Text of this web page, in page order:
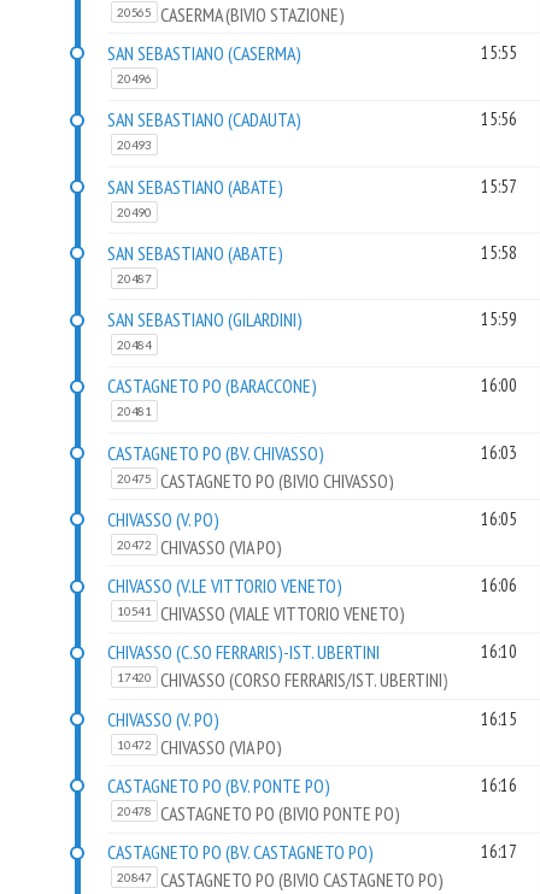
20565 CASERMA (BIVIO STAZIONE)
SAN SEBASTIANO (CASERMA)
20496
15:55
SAN SEBASTIANO (CADAUTA)
20493
15:56
SAN SEBASTIANO (ABATE)
20490
15:57
SAN SEBASTIANO (ABATE)
20487
15:58
SAN SEBASTIANO (GILARDINI)
20484
15:59
CASTAGNETO PO (BARACCONE)
20481
16:00
CASTAGNETO PO (BV. CHIVASSO)
20475 CASTAGNETO PO (BIVIO CHIVASSO)
16:03
CHIVASSO (V. PO)
20472 CHIVASSO (VIA PO)
16:05
CHIVASSO (V.LE VITTORIO VENETO)
10541 CHIVASSO (VIALE VITTORIO VENETO)
16:06
CHIVASSO (C.SO FERRARIS)-IST. UBERTINI
17420 CHIVASSO (CORSO FERRARIS/IST. UBERTINI)
16:10
CHIVASSO (V. PO)
10472 CHIVASSO (VIA PO)
16:15
CASTAGNETO PO (BV. PONTE PO)
20478 CASTAGNETO PO (BIVIO PONTE PO)
16:16
CASTAGNETO PO (BV. CASTAGNETO PO)
20847 CASTAGNETO PO (BIVIO CASTAGNETO PO)
16:17